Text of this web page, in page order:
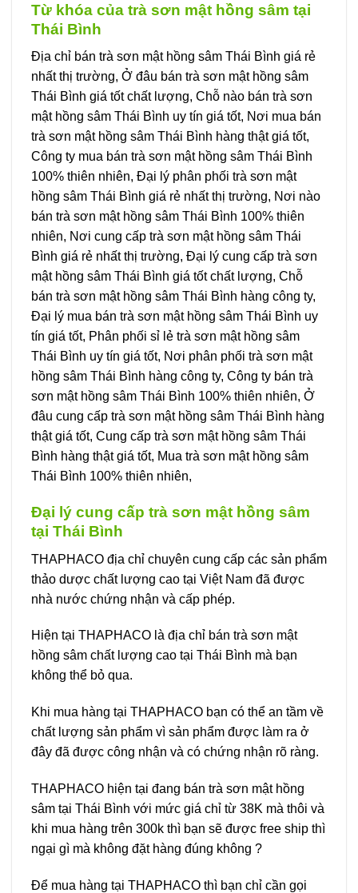
Từ khóa của trà sơn mật hồng sâm tại
Thái Bình
Địa chỉ bán trà sơn mật hồng sâm Thái Bình giá rẻ
nhất thị trường, Ở đâu bán trà sơn mật hồng sâm
Thái Bình giá tốt chất lượng, Chỗ nào bán trà sơn
mật hồng sâm Thái Bình uy tín giá tốt, Nơi mua bán
trà sơn mật hồng sâm Thái Bình hàng thật giá tốt,
Công ty mua bán trà sơn mật hồng sâm Thái Bình
100% thiên nhiên, Đại lý phân phối trà sơn mật
hồng sâm Thái Bình giá rẻ nhất thị trường, Nơi nào
bán trà sơn mật hồng sâm Thái Bình 100% thiên
nhiên, Nơi cung cấp trà sơn mật hồng sâm Thái
Bình giá rẻ nhất thị trường, Đại lý cung cấp trà sơn
mật hồng sâm Thái Bình giá tốt chất lượng, Chỗ
bán trà sơn mật hồng sâm Thái Bình hàng công ty,
Đại lý mua bán trà sơn mật hồng sâm Thái Bình uy
tín giá tốt, Phân phối sỉ lẻ trà sơn mật hồng sâm
Thái Bình uy tín giá tốt, Nơi phân phối trà sơn mật
hồng sâm Thái Bình hàng công ty, Công ty bán trà
sơn mật hồng sâm Thái Bình 100% thiên nhiên, Ở
đâu cung cấp trà sơn mật hồng sâm Thái Bình hàng
thật giá tốt, Cung cấp trà sơn mật hồng sâm Thái
Bình hàng thật giá tốt, Mua trà sơn mật hồng sâm
Thái Bình 100% thiên nhiên,
Đại lý cung cấp trà sơn mật hồng sâm
tại Thái Bình
THAPHACO địa chỉ chuyên cung cấp các sản phẩm
thảo dược chất lượng cao tại Việt Nam đã được
nhà nước chứng nhận và cấp phép.
Hiện tại THAPHACO là địa chỉ bán trà sơn mật
hồng sâm chất lượng cao tại Thái Bình mà bạn
không thể bỏ qua.
Khi mua hàng tại THAPHACO bạn có thể an tầm về
chất lượng sản phẩm vì sản phẩm được làm ra ở
đây đã được công nhận và có chứng nhận rõ ràng.
THAPHACO hiện tại đang bán trà sơn mật hồng
sâm tại Thái Bình với mức giá chỉ từ 38K mà thôi và
khi mua hàng trên 300k thì bạn sẽ được free ship thì
ngại gì mà không đặt hàng đúng không ?
Để mua hàng tại THAPHACO thì bạn chỉ cần gọi